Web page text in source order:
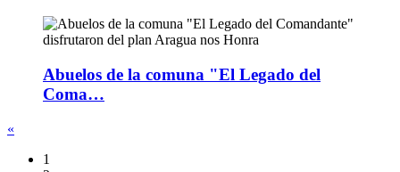
Abuelos de la comuna "El Legado del
Coma…
«
1